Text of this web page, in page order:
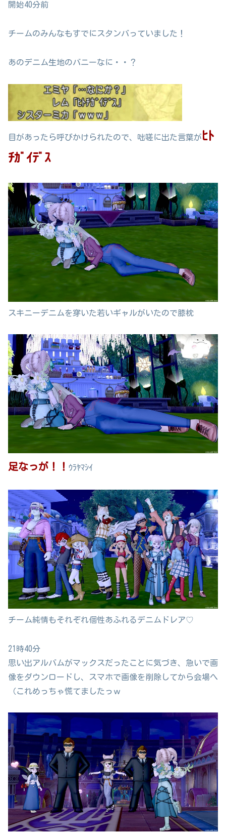
開始40分前
チームのみんなもすでにスタンバっていました！
あのデニム生地のバニーなに・・？
目があったら呼びかけられたので、咄嗟に出た言葉が ﾋﾄ
ﾁｶﾞｲﾃﾞｽ
スキニーデニムを穿いた若いギャルがいたので膝枕
足なっが！！ ｳﾗﾔﾏｼｲ
チーム純情もそれぞれ個性あふれるデニムドレア♡
21時40分
思い出アルバムがマックスだったことに気づき、急いで画
像をダウンロードし、スマホで画像を削除してから会場へ
（これめっちゃ慌てましたっｗ